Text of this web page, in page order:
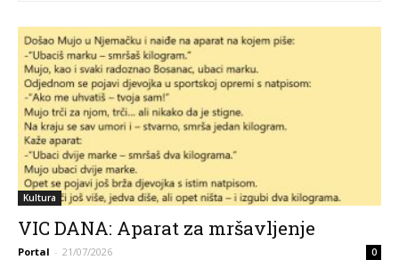
Kultura
VIC DANA: Aparat za mršavljenje
Portal - 21/07/2026 0